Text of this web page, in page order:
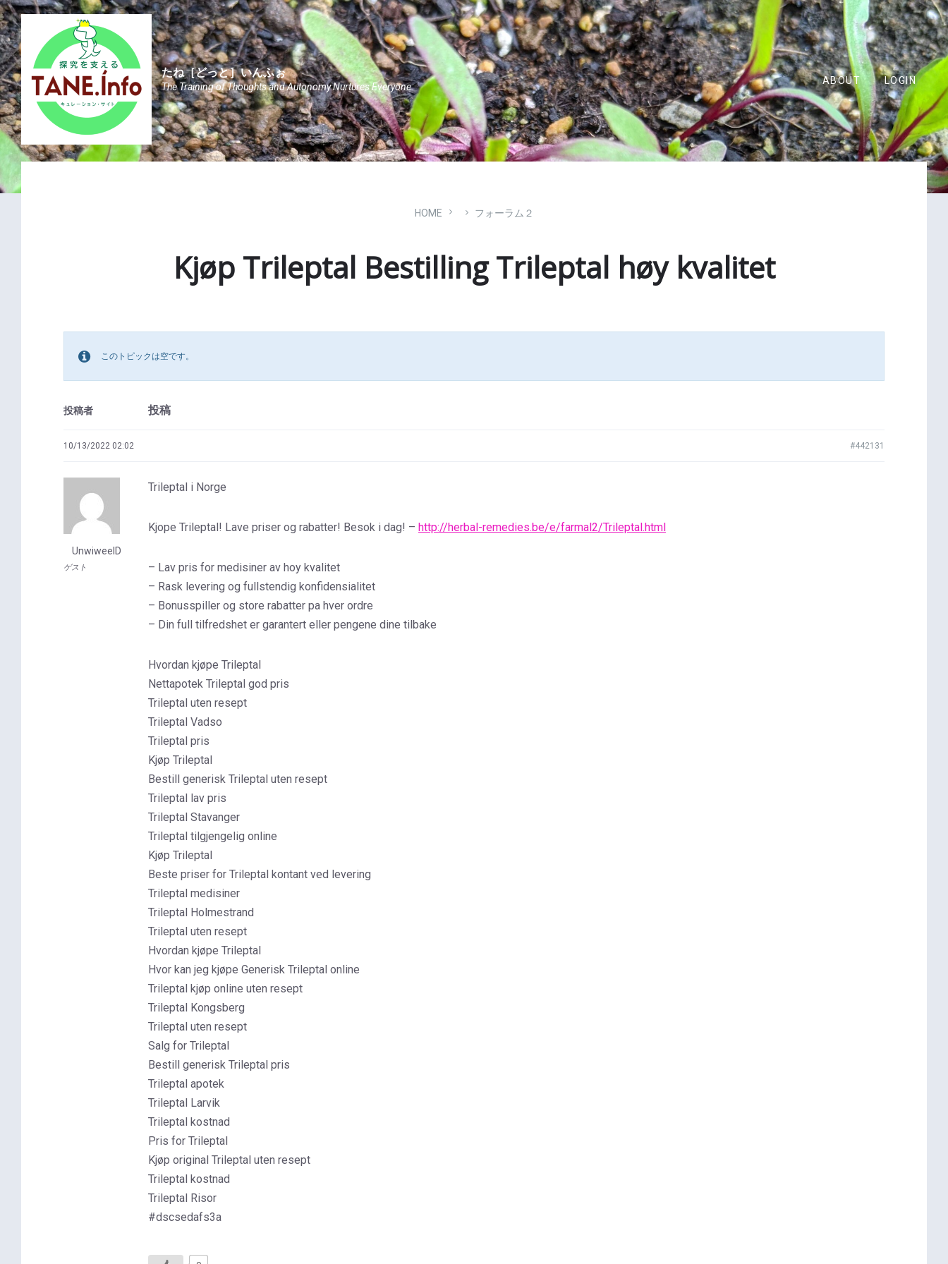
Skip
to
content
Skip
to
main
navigation
Skip
to
footer
たね［どっと］いんふぉ
The Training of Thoughts and Autonomy Nurtures Everyone.
ABOUT LOGIN
HOME フォーラム２
Kjøp Trileptal Bestilling Trileptal høy kvalitet
このトピックは空です。
投稿者 投稿
10/13/2022 02:02 #442131
UnwiweelD
ゲスト
Trileptal i Norge
Kjope Trileptal! Lave priser og rabatter! Besok i dag! – http://herbal-remedies.be/e/farmal2/Trileptal.html
– Lav pris for medisiner av hoy kvalitet
– Rask levering og fullstendig konfidensialitet
– Bonusspiller og store rabatter pa hver ordre
– Din full tilfredshet er garantert eller pengene dine tilbake
Hvordan kjøpe Trileptal
Nettapotek Trileptal god pris
Trileptal uten resept
Trileptal Vadso
Trileptal pris
Kjøp Trileptal
Bestill generisk Trileptal uten resept
Trileptal lav pris
Trileptal Stavanger
Trileptal tilgjengelig online
Kjøp Trileptal
Beste priser for Trileptal kontant ved levering
Trileptal medisiner
Trileptal Holmestrand
Trileptal uten resept
Hvordan kjøpe Trileptal
Hvor kan jeg kjøpe Generisk Trileptal online
Trileptal kjøp online uten resept
Trileptal Kongsberg
Trileptal uten resept
Salg for Trileptal
Bestill generisk Trileptal pris
Trileptal apotek
Trileptal Larvik
Trileptal kostnad
Pris for Trileptal
Kjøp original Trileptal uten resept
Trileptal kostnad
Trileptal Risor
#dscsedafs3a